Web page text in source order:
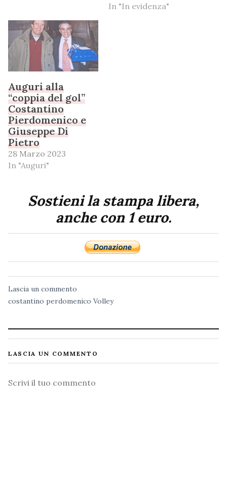
In "In evidenza"
Auguri alla
“coppia del gol”
Costantino
Pierdomenico e
Giuseppe Di
Pietro
28 Marzo 2023
In "Auguri"
Sostieni la stampa libera,
anche con 1 euro.
Lascia un commento
costantino perdomenico Volley
LASCIA UN COMMENTO
Commento